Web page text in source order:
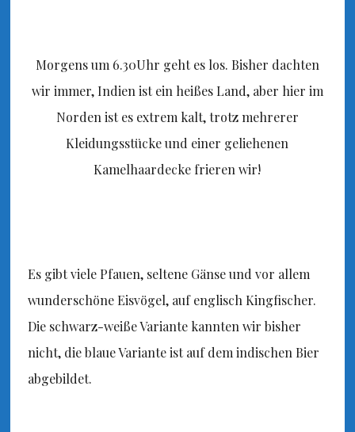
Morgens um 6.30Uhr geht es los. Bisher dachten
wir immer, Indien ist ein heißes Land, aber hier im
Norden ist es extrem kalt, trotz mehrerer
Kleidungsstücke und einer geliehenen
Kamelhaardecke frieren wir!
Es gibt viele Pfauen, seltene Gänse und vor allem
wunderschöne Eisvögel, auf englisch Kingfischer.
Die schwarz-weiße Variante kannten wir bisher
nicht, die blaue Variante ist auf dem indischen Bier
abgebildet.